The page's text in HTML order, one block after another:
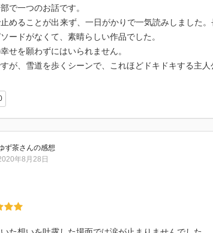
で一つのお話です。
めることが出来ず、一日がかりで一気読みしました
ードがなくて、素晴らしい作品でした。
せを願わずにはいられません。
が、雪道を歩くシーンで、これほどドキドキする主
ず茶さんの感想
年8月28日